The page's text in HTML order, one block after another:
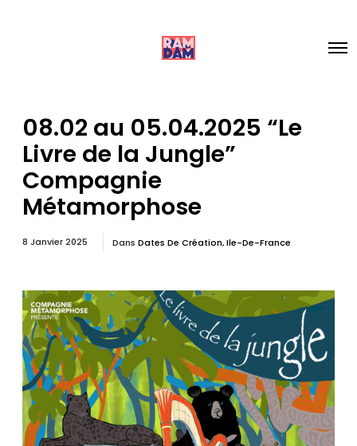
08.02 au 05.04.2025 “Le
Livre de la Jungle”
Compagnie
Métamorphose
8 Janvier 2025 Dans Dates De Création,Ile-De-France